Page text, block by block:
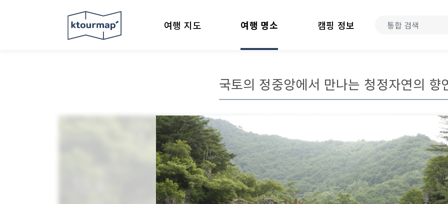
여행 지도 여행 명소 캠핑 정보
국토의 정중앙에서 만나는 청정자연의 향